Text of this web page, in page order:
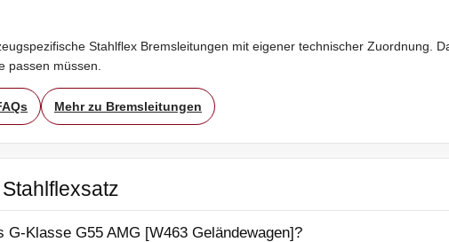
Stahlflex Bremsleitungen mit eigener technischer Zuordnung.
passen müssen.
Mehr zu Bremsleitungen
Klasse G55 AMG [W463 Geländewagen]?